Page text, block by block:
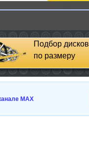
Подбор дисков
по размеру
MAX